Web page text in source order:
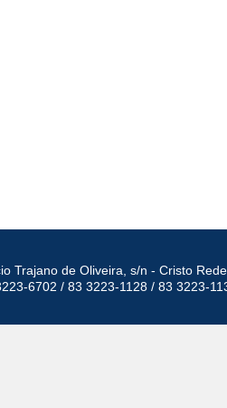
Trajano de Oliveira, s/n - Cristo
6702 / 83 3223-1128 / 83 3223-